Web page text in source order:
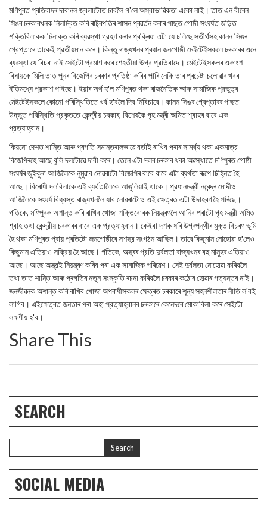
মণিপুৰত প্ৰতিবাদৰ দাবানল জ্বলাটোত চাবলৈ গ'লে অস্বাভাৱিকতা একো নাই। তাত এন বীৰেন
সিঙৰ চৰকাৰখনক নিলম্বিত কৰি ৰাষ্ট্ৰপতিৰ শাসন প্ৰৱৰ্তন কৰাৰ পাছত গোষ্ঠী সংঘর্ষত জড়িত
শক্তিবিলাকক চিনাক্ত কৰি ব্যৱস্থা গ্রহণ কৰাৰ প্ৰক্ৰিয়া এটা যে চলিছে সতীর্থসহ কানন সিঙৰ
গ্রেপ্তাৰে তাকেই প্রতীয়মান কৰে। কিন্তু ৰাজ্যখনৰ প্ৰধান জনগোষ্ঠী মেইটেইসকলে চৰকাৰৰ এনে
ব্যৱস্থা যে বিচৰা নাই সেইটো প্রমাণ কৰে শেহতীয়া উগ্র প্রতিবাদে। মেইটেইসকলৰ একাংশ
বিধায়কে মিলি তাত পুনৰ বিজেপিৰ চৰকাৰ প্ৰতিষ্ঠা কৰিব পাৰি নেকি তাৰ প্ৰচেষ্টা চলোৱাৰ খবৰ
ইতিমধ্যে প্রকাশ পাইছে। ইয়াৰ অৰ্থ হ'ল মণিপুৰত থকা ৰাজনৈতিক আৰু সামাজিক প্রভুত্ব
মেইটেইসকলে কোনো পৰিস্থিতিতে খর্ব হ'বলৈ দিব নিবিচাৰে। কানন সিঙৰ গ্ৰেপ্তাৰৰ পাছত
উদ্ভুত পৰিস্থিতি প্রকৃততে কেন্দ্ৰীয় চৰকাৰ, বিশেষকৈ গৃহ মন্ত্ৰী অমিত শ্বাহৰ বাবে এক
প্রত্যাহ্বান।
কিয়নো দেশত শান্তি আৰু প্ৰগতি সমান্তৰালভাৱে বর্তাই ৰাখিব পৰাৰ সামৰ্থ্য থকা একমাত্র
বিজেপিৰহে আছে বুলি দলটোৱে দাবী কৰে। তেনে এটা দলৰ চৰকাৰ থকা অৱস্থাতে মণিপুৰত গোষ্ঠী
সংঘৰ্ষৰ জুইকুৰা আজিলৈকে নুমুৱাব নোৱৰাটো বিজেপিৰ বাবে বাবে এটা ব্যর্থতা ৰূপে চিহ্নিত হৈ
আছে। বিৰোধী দলবিলাকে এই ব্যর্থতালৈকে আঙুলিয়াই থাকে। প্রধানমন্ত্রী নৰেন্দ্ৰ মোদীও
আজিলৈকে সংঘর্ষ বিধ্বস্ত ৰাজ্যখনলৈ যাব নোৱৰাটোও এই ক্ষেত্ৰত এটা উদাহৰণ হৈ পৰিছে।
গতিকে, মণিপুৰক অশান্ত কৰি ৰাখিব খোজা শক্তিবোৰক নিয়ন্ত্ৰণলৈ আনিব পৰাটো গৃহ মন্ত্রী অমিত
শ্বাহ তথা কেন্দ্রীয় চৰকাৰৰ বাবে এক প্রত্যাহ্বান। কেইবা দশক ধৰি উগ্ৰপন্থীৰ মুক্ত বিচৰণ ভূমি
হৈ থকা মণিপুৰত প্ৰায় প্ৰতিটো জনগোষ্ঠীৰে সশস্ত্র সংগঠন আছিল। তাৰে কিছুমান নোহোৱা হ'লেও
কিছুমান এতিয়াও সক্রিয় হৈ আছে। গতিকে, অস্ত্ৰৰ প্রতি দুৰ্বলতা ৰাজ্যখনৰ বহু মানুহৰ এতিয়াও
আছে। আছে অস্ত্রই নিয়ন্ত্ৰণ কৰিব পৰা এক সামাজিক পৰিৱেশ। সেই দুর্বলতা নোহোৱা কৰিবলৈ
তথা তাত শান্তি আৰু প্ৰগতিৰ নতুন সংস্কৃতি ৰচনা কৰিবলৈ চৰকাৰ কঠোৰ হোৱাৰ গত্যন্তৰ নাই।
জনজীৱনক অশান্ত কৰি ৰাখিব খোজা অপৰাধীসকলৰ ক্ষেত্ৰত চৰকাৰে শূন্য সহনশীলতাৰ নীতি ল'বই
লাগিব। এইক্ষেত্ৰত জনতাৰ পৰা অহা প্রত্যাহ্বানৰ চৰকাৰে কেনেদৰে মোকাবিলা কৰে সেইটো
লক্ষণীয় হ'ব।
Share This
SEARCH
SOCIAL MEDIA